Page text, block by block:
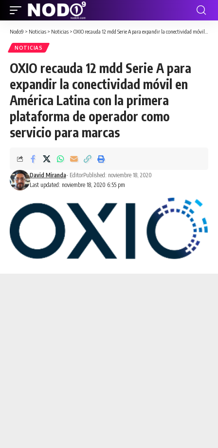
Nodo9 > Noticias > Noticias > OXIO recauda 12 mdd Serie A para expandir la conectividad móvil en América Latina con la primera plataforma de operador como servicio para marcas
NOTICIAS
OXIO recauda 12 mdd Serie A para
expandir la conectividad móvil en
América Latina con la primera
plataforma de operador como
servicio para marcas
Last updated: noviembre 18, 2020 6:55 pm
David Miranda- EditorPublished: noviembre 18, 2020